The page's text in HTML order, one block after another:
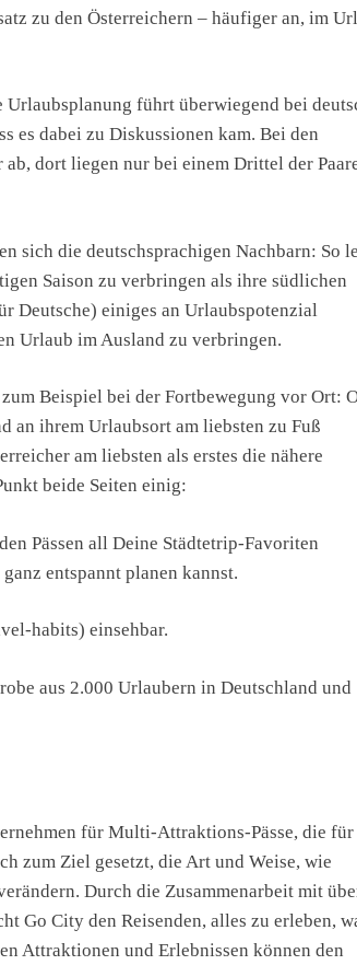
zu den Österreichern – häufiger an, im
führt überwiegend bei
es dabei zu Diskussionen kam. Bei den
dort liegen nur bei einem Drittel der
sich die deutschsprachigen Nachbarn: So
Saison zu verbringen als ihre südlichen
Deutsche) einiges an Urlaubspotenzial
Urlaub im Ausland zu verbringen.
Beispiel bei der Fortbewegung vor Ort:
an ihrem Urlaubsort am liebsten zu Fuß
am liebsten als erstes die nähere
beide Seiten einig:
Pässen all Deine Städtetrip-Favoriten
entspannt planen kannst.
habits) einsehbar.
aus 2.000 Urlaubern in Deutschland und
für Multi-Attraktions-Pässe, die für
zum Ziel gesetzt, die Art und Weise, wie
Durch die Zusammenarbeit mit
Go City den Reisenden, alles zu erleben,
Attraktionen und Erlebnissen können den